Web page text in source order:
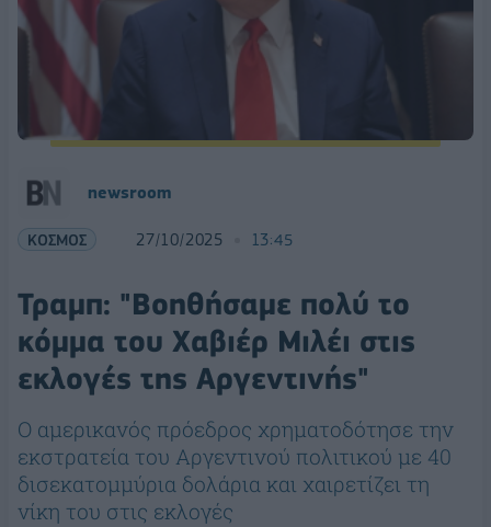
newsroom
ΚΟΣΜΟΣ 27/10/2025 13:45
Τραμπ: "Βοηθήσαμε πολύ το
κόμμα του Χαβιέρ Μιλέι στις
εκλογές της Αργεντινής"
Ο αμερικανός πρόεδρος χρηματοδότησε την
εκστρατεία του Αργεντινού πολιτικού με 40
δισεκατομμύρια δολάρια και χαιρετίζει τη
νίκη του στις εκλογές